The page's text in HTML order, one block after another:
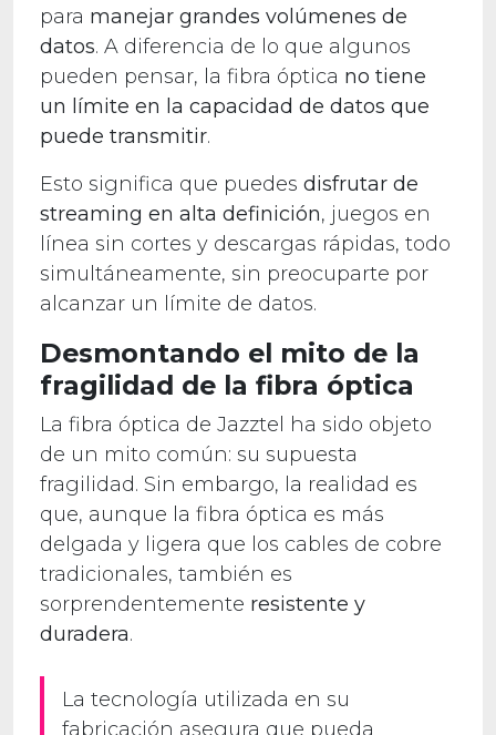
para manejar grandes volúmenes de
datos. A diferencia de lo que algunos
pueden pensar, la fibra óptica no tiene
un límite en la capacidad de datos que
puede transmitir.
Esto significa que puedes disfrutar de
streaming en alta definición, juegos en
línea sin cortes y descargas rápidas, todo
simultáneamente, sin preocuparte por
alcanzar un límite de datos.
Desmontando el mito de la
fragilidad de la fibra óptica
La fibra óptica de Jazztel ha sido objeto
de un mito común: su supuesta
fragilidad. Sin embargo, la realidad es
que, aunque la fibra óptica es más
delgada y ligera que los cables de cobre
tradicionales, también es
sorprendentemente resistente y
duradera.
La tecnología utilizada en su
fabricación asegura que pueda